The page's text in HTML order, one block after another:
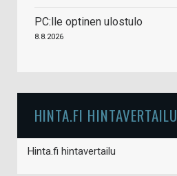
PC:lle optinen ulostulo
8.8.2026
HINTA.FI HINTAVERTAILU
Hinta.fi hintavertailu